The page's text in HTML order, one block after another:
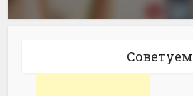
Советуем